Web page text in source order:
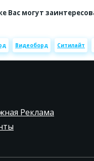
Вас могут
Видеоборд Ситилайт
Реклама